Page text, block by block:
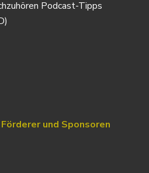
Podcast-Tipps
und Sponsoren